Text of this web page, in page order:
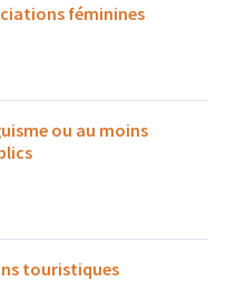
féminines
ou au moins
touristiques